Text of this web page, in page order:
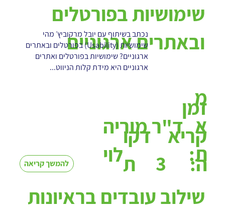
שימושיות בפורטלים
ובאתרים ארגוניים
נכתב בשיתוף עם יובל מרקוביץ׳ מהי
שימושיות (Usability) בפורטלים ובאתרים
ארגוניים? שימושיות בפורטלים ואתרים
ארגוניים היא מידת קלות הניווט...
ד"ר מוריה
לוי
מ
א
ת:
להמשך קריאה
דקו
ת
זמן
קריא
ה:
3
שילוב עובדים בראיונות